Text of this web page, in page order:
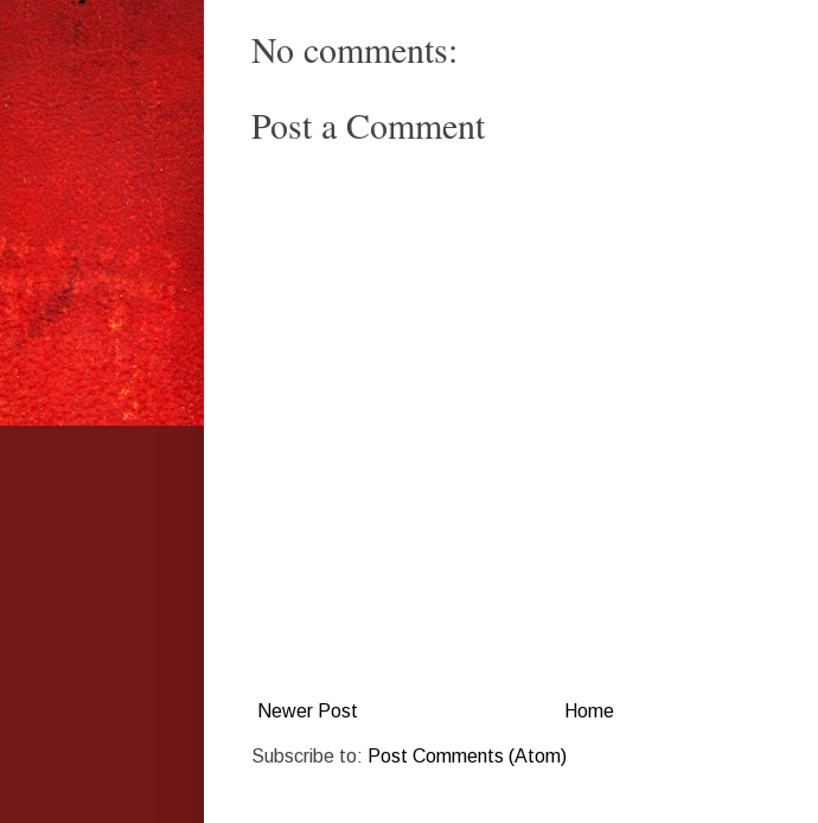
No comments:
Post a Comment
Newer Post Home
Subscribe to: Post Comments (Atom)